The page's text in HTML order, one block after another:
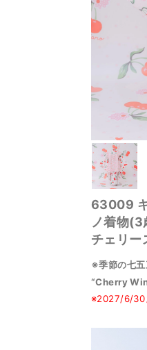
63009
ノ着物
チェリー
※季節の七
“Cherry
※2027/6/30